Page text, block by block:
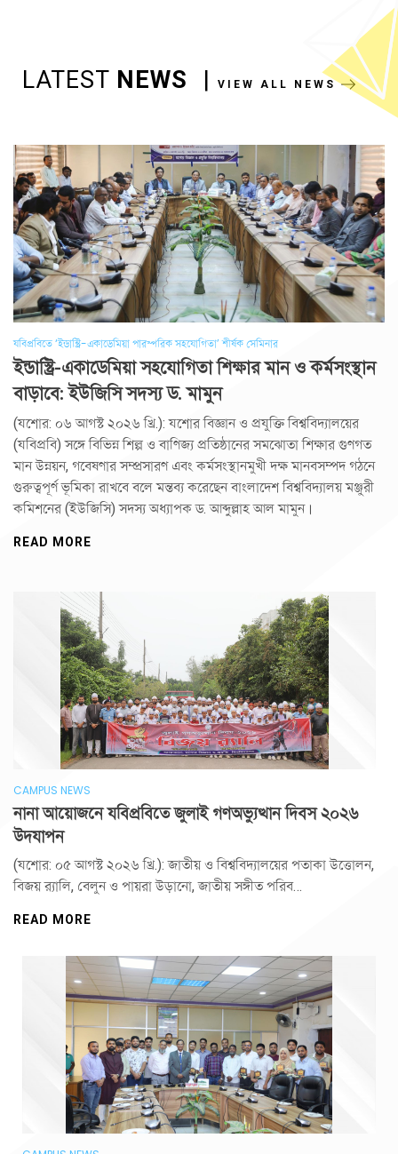
LATEST NEWS | VIEW ALL NEWS
যবিপ্রবিতে ‘ইন্ডাস্ট্রি-একাডেমিয়া পারস্পরিক সহযোগিতা’ শীর্ষক সেমিনার
ইন্ডাস্ট্রি-একাডেমিয়া সহযোগিতা শিক্ষার মান ও কর্মসংস্থান
বাড়াবে: ইউজিসি সদস্য ড. মামুন
(যশোর: ০৬ আগস্ট ২০২৬ খ্রি.): যশোর বিজ্ঞান ও প্রযুক্তি বিশ্ববিদ্যালয়ের
(যবিপ্রবি) সঙ্গে বিভিন্ন শিল্প ও বাণিজ্য প্রতিষ্ঠানের সমঝোতা শিক্ষার গুণগত
মান উন্নয়ন, গবেষণার সম্প্রসারণ এবং কর্মসংস্থানমুখী দক্ষ মানবসম্পদ গঠনে
গুরুত্বপূর্ণ ভূমিকা রাখবে বলে মন্তব্য করেছেন বাংলাদেশ বিশ্ববিদ্যালয় মঞ্জুরী
কমিশনের (ইউজিসি) সদস্য অধ্যাপক ড. আব্দুল্লাহ আল মামুন।
READ MORE
CAMPUS NEWS
নানা আয়োজনে যবিপ্রবিতে জুলাই গণঅভ্যুত্থান দিবস ২০২৬
উদযাপন
(যশোর: ০৫ আগস্ট ২০২৬ খ্রি.): জাতীয় ও বিশ্ববিদ্যালয়ের পতাকা উত্তোলন,
বিজয় র‌্যালি, বেলুন ও পায়রা উড়ানো, জাতীয় সঙ্গীত পরিব…
READ MORE